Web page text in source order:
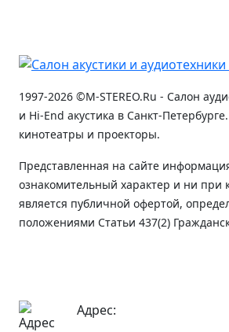
1997-2026 ©M-STEREO.Ru - Салон
и Hi-End акустика в Санкт-
кинотеатры и проекторы.
Представленная на сайте
ознакомительный характер и ни при
является публичной офертой,
положениями Статьи 437(2)
Адрес: